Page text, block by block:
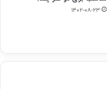
۱۴۰۲-۰۸-۲۳